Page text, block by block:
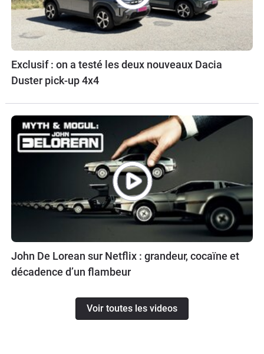
Exclusif : on a testé les deux nouveaux Dacia
Duster pick-up 4x4
John De Lorean sur Netflix : grandeur, cocaïne et
décadence d’un flambeur
Voir toutes les videos